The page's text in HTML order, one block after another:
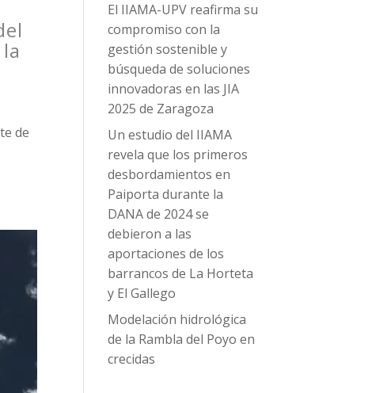
de
El IIAMA-UPV reafirma su
compromiso con la
gestión sostenible y
búsqueda de soluciones
innovadoras en las JIA
2025 de Zaragoza
Un estudio del IIAMA
revela que los primeros
desbordamientos en
Paiporta durante la
DANA de 2024 se
debieron a las
aportaciones de los
barrancos de La Horteta
y El Gallego
Modelación hidrológica
de la Rambla del Poyo en
crecidas